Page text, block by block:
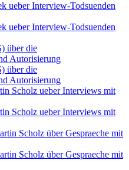
ueber Interview-Todsuenden
ueber Interview-Todsuenden
über die
Autorisierung
über die
Autorisierung
Scholz ueber Interviews mit
Scholz ueber Interviews mit
Scholz über Gespraeche mit
Scholz über Gespraeche mit